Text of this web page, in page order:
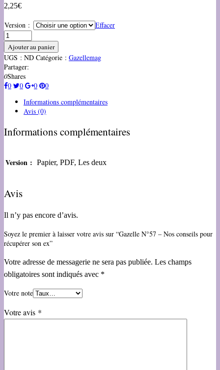
2,25€
Version : Effacer
Ajouter au panier
UGS : ND Catégorie : Gazellemag
Partager:
0Shares
0
0 0
0
Informations complémentaires
Avis (0)
Informations complémentaires
Version : Papier, PDF, Les deux
Avis
Il n’y pas encore d’avis.
Soyez le premier à laisser votre avis sur “Gazelle N°57 – Nos conseils pour
récupérer son ex”
Votre adresse de messagerie ne sera pas publiée. Les champs
obligatoires sont indiqués avec *
Votre note
Votre avis *